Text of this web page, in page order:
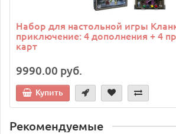
Набор для настольной игры
приключение: 4 дополнения + 4
карт
9990.00 руб.
Купить
Рекомендуемые